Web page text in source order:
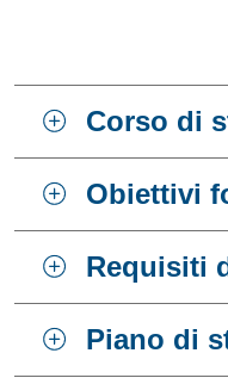
Corso di
Obiettivi
Requisiti
Piano di